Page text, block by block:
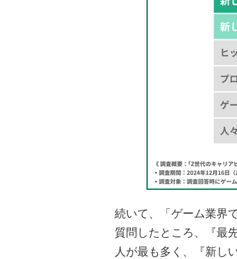
続いて、「ゲーム業界
質問したところ、『最
人が最も多く、『新し